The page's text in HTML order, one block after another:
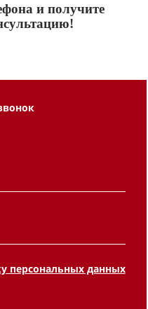
персональных данных
и получите